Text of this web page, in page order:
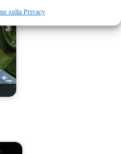
sulla Privacy